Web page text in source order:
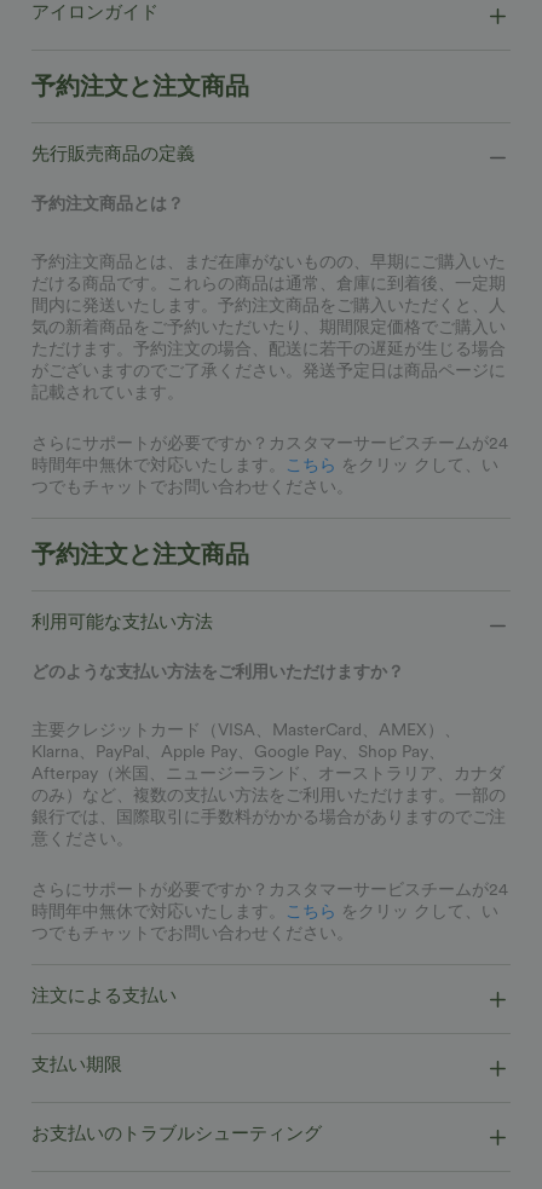
アイロンガイド
予約注文と注文商品
先行販売商品の定義
予約注文商品とは？
予約注文商品とは、まだ在庫がないものの、早期にご購入いた
だける商品です。これらの商品は通常、倉庫に到着後、一定期
間内に発送いたします。予約注文商品をご購入いただくと、人
気の新着商品をご予約いただいたり、期間限定価格でご購入い
ただけます。予約注文の場合、配送に若干の遅延が生じる場合
がございますのでご了承ください。発送予定日は商品ページに
記載されています。
さらにサポートが必要ですか？カスタマーサービスチームが24
時間年中無休で対応いたします。
こちら をクリッ クして、い
つでもチャットでお問い合わせください。
予約注文と注文商品
利用可能な支払い方法
どのような支払い方法をご利用いただけますか？
主要クレジットカード（VISA、MasterCard、AMEX）、
Klarna、PayPal、Apple Pay、Google Pay、Shop Pay、
Afterpay（米国、ニュージーランド、オーストラリア、カナダ
のみ）など、複数の支払い方法をご利用いただけます。一部の
銀行では、国際取引に手数料がかかる場合がありますのでご注
意ください。
さらにサポートが必要ですか？カスタマーサービスチームが24
時間年中無休で対応いたします。
こちら をクリッ クして、い
つでもチャットでお問い合わせください。
注文による支払い
支払い期限
お支払いのトラブルシューティング